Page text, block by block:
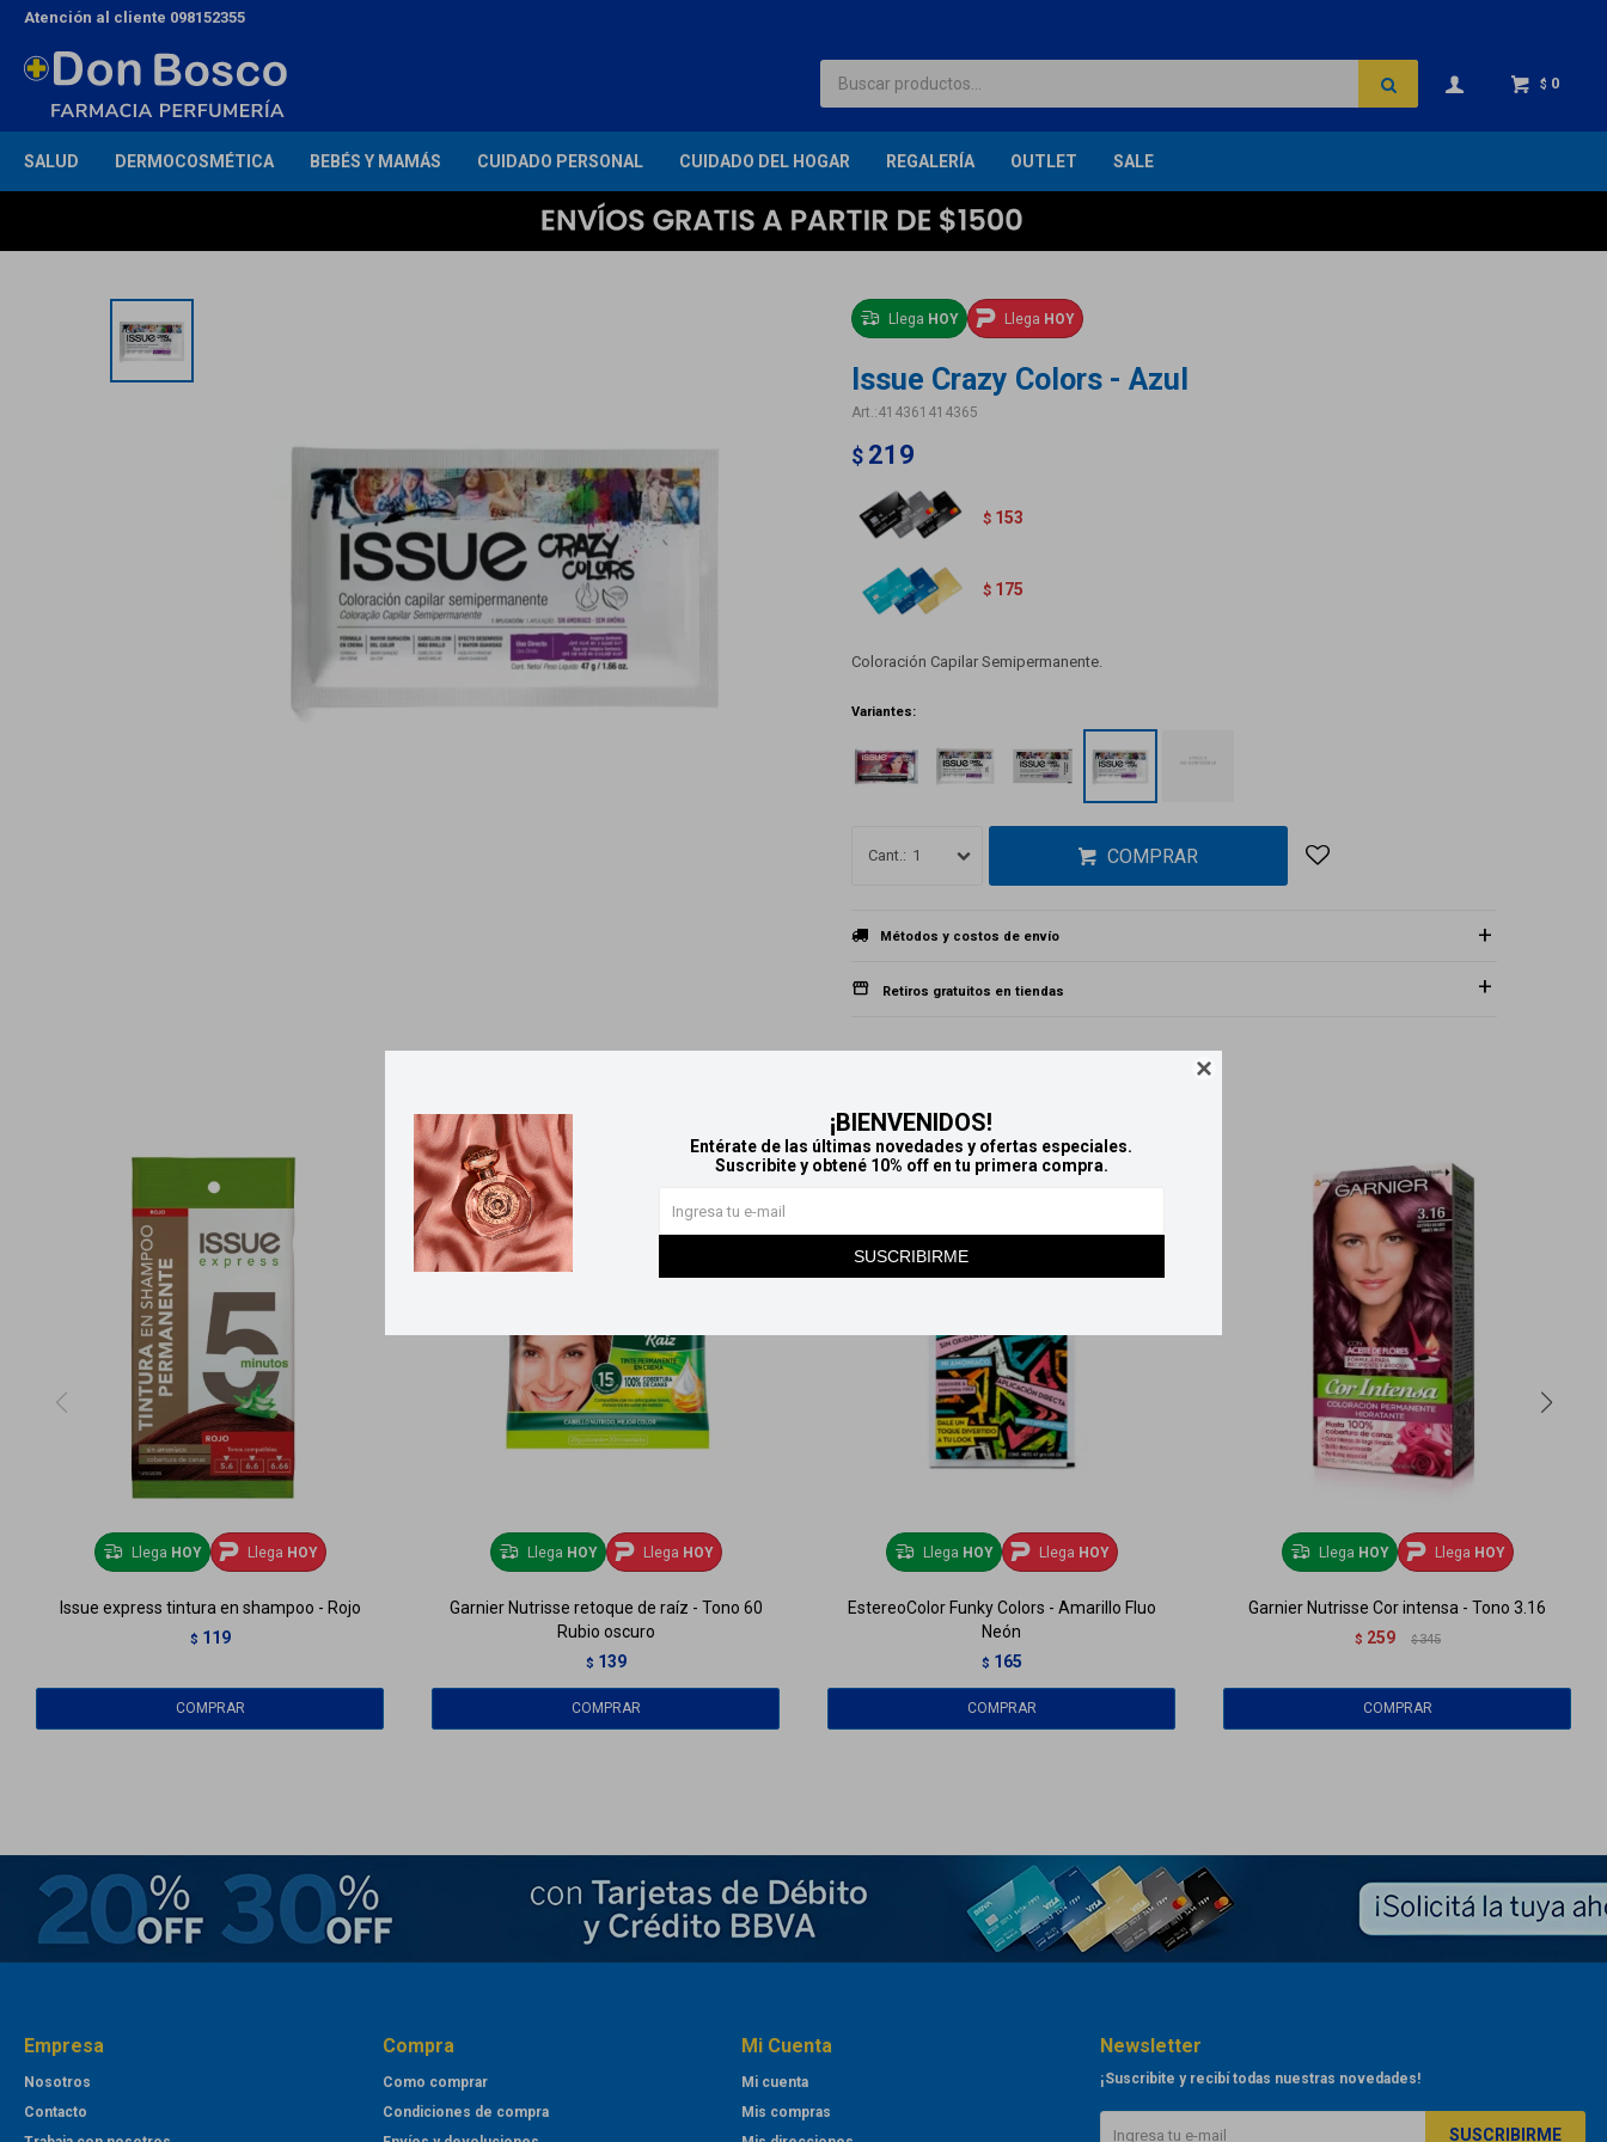

¡BIENVENIDOS!
Entérate de las últimas novedades y ofertas especiales.
Suscribite y obtené 10% off en tu primera compra.
SUSCRIBIRME
SALUD DERMOCOSMÉTICA BEBÉS Y MAMÁS CUIDADO PERSONAL CUIDADO DEL HOGAR REGALERÍA OUTLET SALE
$ 0
Atención al cliente 098152355
Llega HOY Llega HOY
Issue Crazy Colors - Azul
414361414365
$ 219
$ 153
$ 175
Coloración Capilar Semipermanente.
Variantes:
1 COMPRAR
Métodos y costos de envío
Retiros gratuitos en tiendas
Llega HOY Llega HOY
Issue express tintura en shampoo - Rojo
$ 119
Llega HOY Llega HOY
Garnier Nutrisse retoque de raíz - Tono 60
Rubio oscuro
$ 139
Llega HOY Llega HOY
EstereoColor Funky Colors - Amarillo Fluo
Neón
$ 165
Llega HOY Llega HOY
Garnier Nutrisse Cor intensa - Tono 3.16
$ 259 $ 345
Empresa
Nosotros
Contacto
Compra
Como comprar
Condiciones de compra
Mi Cuenta
Mi cuenta
Mis compras
Newsletter
¡Suscribite y recibí todas nuestras novedades!
SUSCRIBIRME